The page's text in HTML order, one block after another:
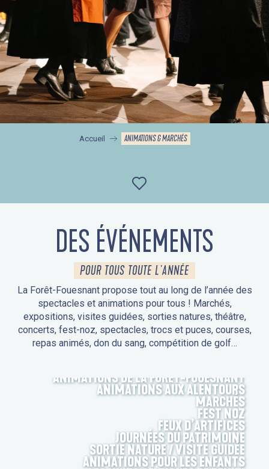
Accueil ANIMATIONS & MARCHÉS
Ajouter aux
DES ÉVÉNEMENTS
POUR TOUS TOUTE L'ANNÉE
La Forêt-Fouesnant propose tout au long de l’année des
spectacles et animations pour tous ! Marchés,
expositions, visites guidées, sorties natures, théâtre,
concerts, fest-noz, spectacles, trocs et puces, courses,
repas animés, don du sang, compétition de golf…
ANIMATIONS DE LA FORÊT-FOUESNANT
ANIMATIONS AUX ALENTOURS
MARCHÉS
FEST NOZ
FEUX D’ARTIFICES
JOURNÉES DU PATRIMOINE
SORTIE NATURE / VISITE GUIDÉE
ANIMATIONS POUR LES ENFANTS